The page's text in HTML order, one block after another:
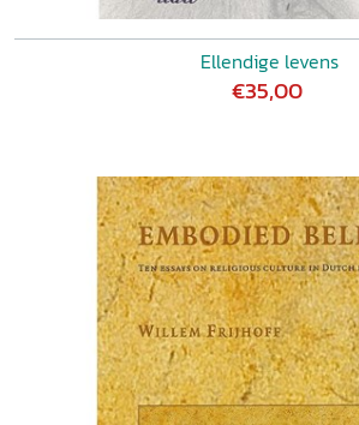
Ellendige levens
€35,00